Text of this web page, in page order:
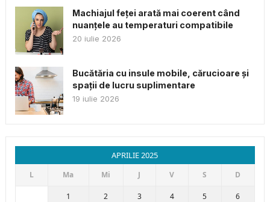
Machiajul feței arată mai coerent când
nuanțele au temperaturi compatibile
20 iulie 2026
Bucătăria cu insule mobile, cărucioare și
spații de lucru suplimentare
19 iulie 2026
APRILIE 2025
L Ma Mi J V S D
1 2 3 4 5 6